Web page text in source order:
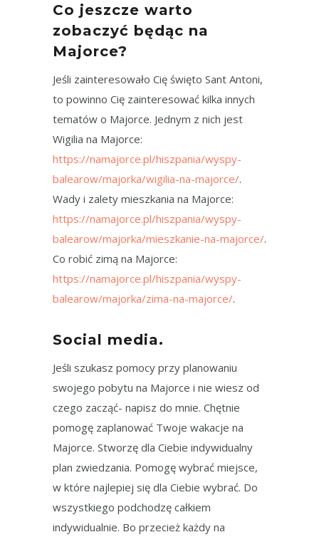
Co jeszcze warto
zobaczyć będąc na
Majorce?
Jeśli zainteresowało Cię święto Sant Antoni,
to powinno Cię zainteresować kilka innych
tematów o Majorce. Jednym z nich jest
Wigilia na Majorce:
https://namajorce.pl/hiszpania/wyspy-
balearow/majorka/wigilia-na-majorce/.
Wady i zalety mieszkania na Majorce:
https://namajorce.pl/hiszpania/wyspy-
balearow/majorka/mieszkanie-na-majorce/.
Co robić zimą na Majorce:
https://namajorce.pl/hiszpania/wyspy-
balearow/majorka/zima-na-majorce/.
Social media.
Jeśli szukasz pomocy przy planowaniu
swojego pobytu na Majorce i nie wiesz od
czego zacząć- napisz do mnie. Chętnie
pomogę zaplanować Twoje wakacje na
Majorce. Stworzę dla Ciebie indywidualny
plan zwiedzania. Pomogę wybrać miejsce,
w które najlepiej się dla Ciebie wybrać. Do
wszystkiego podchodzę całkiem
indywidualnie. Bo przecież każdy na